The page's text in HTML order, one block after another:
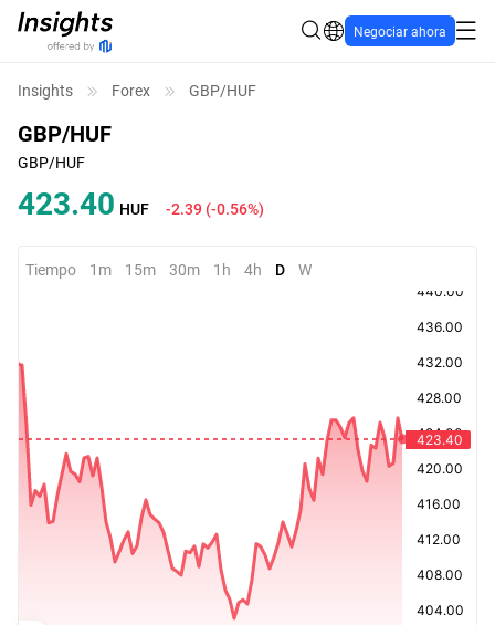
Negociar ahora
Insights Forex GBP/HUF
GBP/HUF
GBP/HUF
423.40 HUF -2.39 (-0.56%)
Tiempo 1m 15m 30m 1h 4h D W